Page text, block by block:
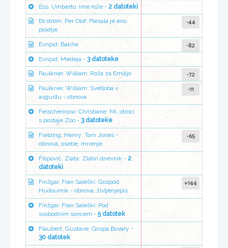
Eco, Umberto: Ime rože - 2 datoteki
Ekström, Per Olof: Plesala je eno
poletje
-44
Evripid: Bakhe -82
Evripid: Medeja - 3 datoteke
Faulkner, William: Roža za Emilijo
-72
Faulkner, William: Svetloba v
avgustu - obnova
-11
Felscherinow, Christiane: Mi, otroci
s postaje Zoo - 3 datoteke
Fielding, Henry: Tom Jones -
obnova, osebe, mnenje
-65
Filipovič, Zlata: Zlatin dnevnik - 2
datoteki
Finžgar, Fran Saleški: Gospod
Hudournik - obnova, življenjepis
+144
Finžgar, Fran Saleški: Pod
svobodnim soncem - 5 datotek
Flaubert, Gustave: Gospa Bovary -
30 datotek